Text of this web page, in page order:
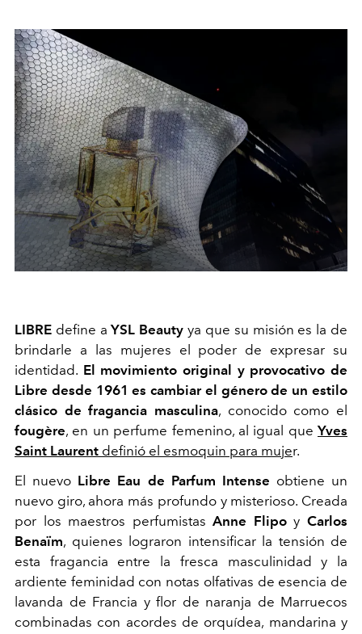
LIBRE define aYSL Beauty ya que su misión es la de
brindarle a las mujeres el poder de expresar su
identidad. El movimiento original y provocativo de
Libre desde 1961 es cambiar el género de un estilo
clásico de fragancia masculina, conocido como el
fougère, en un perfume femenino, al igual que Yves
Saint Laurent definió el esmoquin para mujer.
El nuevo Libre Eau de Parfum Intense obtiene un
nuevo giro, ahora más profundo y misterioso. Creada
por los maestros perfumistasAnne FlipoyCarlos
Benaïm, quienes lograron intensificar la tensión de
esta fragancia entre la fresca masculinidad y la
ardiente feminidad con notas olfativas de esencia de
lavanda de Francia y flor de naranja de Marruecos
combinadas con acordes de orquídea, mandarina y